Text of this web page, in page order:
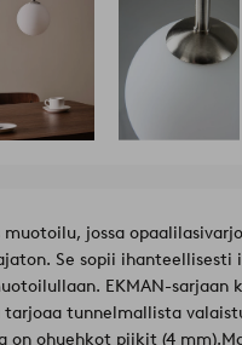
muotoilu, jossa
Se sopii
EKMAN-sarjaan
tunnelmallista
on ohuehkot piikit (4 mm).